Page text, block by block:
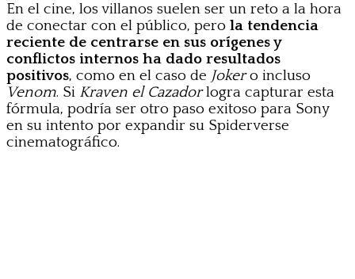
En el cine, los villanos suelen ser un reto a la hora
de conectar con el público, pero la tendencia
reciente de centrarse en sus orígenes y
conflictos internos ha dado resultados
positivos, como en el caso de Jokero incluso
Venom. Si Kraven el Cazadorlogra capturar esta
fórmula, podría ser otro paso exitoso para Sony
en su intento por expandir su Spiderverse
cinematográfico.